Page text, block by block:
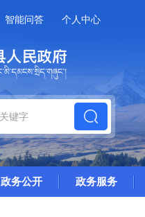
智能问答 个人中心
政务公开 政务服务